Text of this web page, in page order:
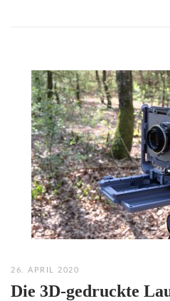
26. APRIL 2020
Die 3D-gedruckte